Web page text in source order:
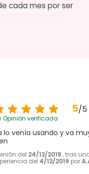
cada mes por ser
5/5
Opinión verificada
lo venía usando y va
del 24/12/2019 , tras
del 4/12/2019 por